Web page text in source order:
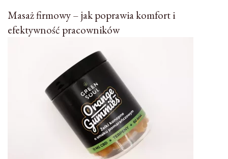
Masaż firmowy – jak poprawia komfort i
efektywność pracowników